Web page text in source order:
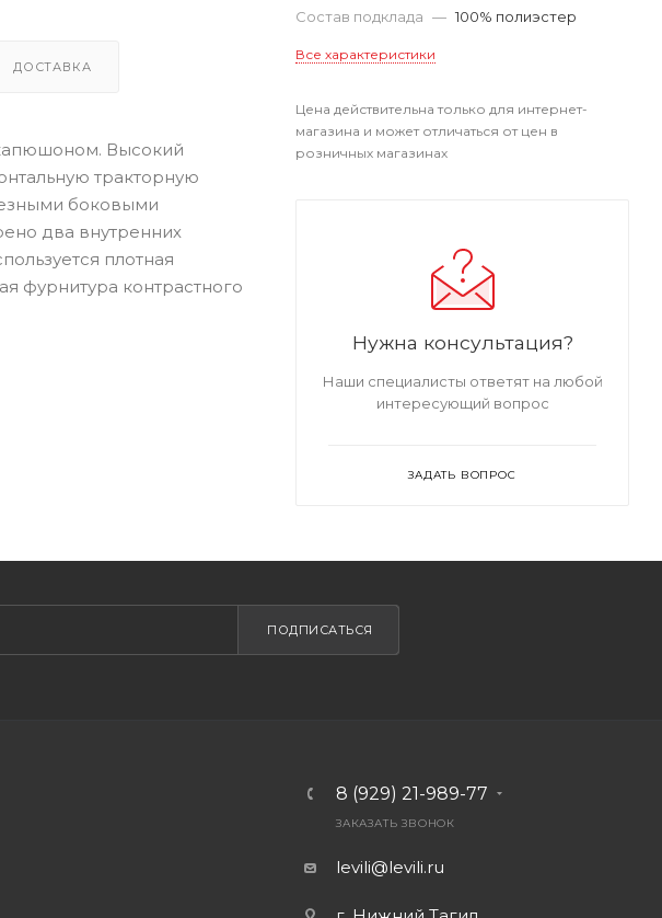
ДОСТАВКА
Высокий
тракторную
боковыми
два внутренних
плотная
фурнитура контрастного
Состав подклада — 100% полиэстер
Все характеристики
Цена действительна только для интернет-
магазина и может отличаться от цен в
розничных магазинах
Нужна консультация?
Наши специалисты ответят на любой
интересующий вопрос
ЗАДАТЬ ВОПРОС
ПОДПИСАТЬСЯ
8 (929) 21-989-77
ЗАКАЗАТЬ ЗВОНОК
levili@levili.ru